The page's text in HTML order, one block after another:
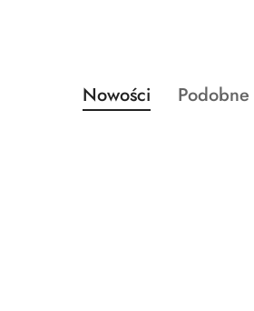
Pomiń karuzelę produktów
Produkty
o
Nowości
Produkty